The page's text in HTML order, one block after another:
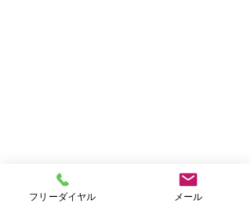
フリーダイヤル メール